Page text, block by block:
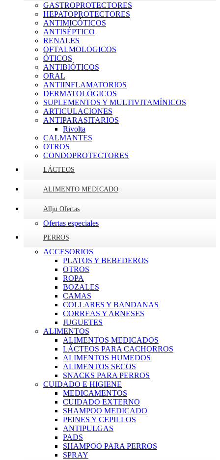
GASTROPROTECTORES
HEPATOPROTECTORES
ANTIMICÓTICOS
ANTISÉPTICO
RENALES
OFTALMOLOGICOS
ÓTICOS
ANTIBIÓTICOS
ORAL
ANTIINFLAMATORIOS
DERMATOLÓGICOS
SUPLEMENTOS Y MULTIVITAMÍNICOS
ARTICULACIONES
ANTIPARASITARIOS
Rivolta
CALMANTES
OTROS
CONDOPROTECTORES
LÁCTEOS
ALIMENTO MEDICADO
Allju Ofertas
Ofertas especiales
PERROS
ACCESORIOS
PLATOS Y BEBEDEROS
OTROS
ROPA
BOZALES
CAMAS
COLLARES Y BANDANAS
CORREAS Y ARNESES
JUGUETES
ALIMENTOS
ALIMENTOS MEDICADOS
LÁCTEOS PARA CACHORROS
ALIMENTOS HUMEDOS
ALIMENTOS SECOS
SNACKS PARA PERROS
CUIDADO E HIGIENE
MEDICAMENTOS
CUIDADO EXTERNO
SHAMPOO MEDICADO
PEINES Y CEPILLOS
ANTIPULGAS
PADS
SHAMPOO PARA PERROS
SPRAY